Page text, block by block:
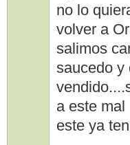
no lo
volver a
salimos
saucedo y
a este
este ya